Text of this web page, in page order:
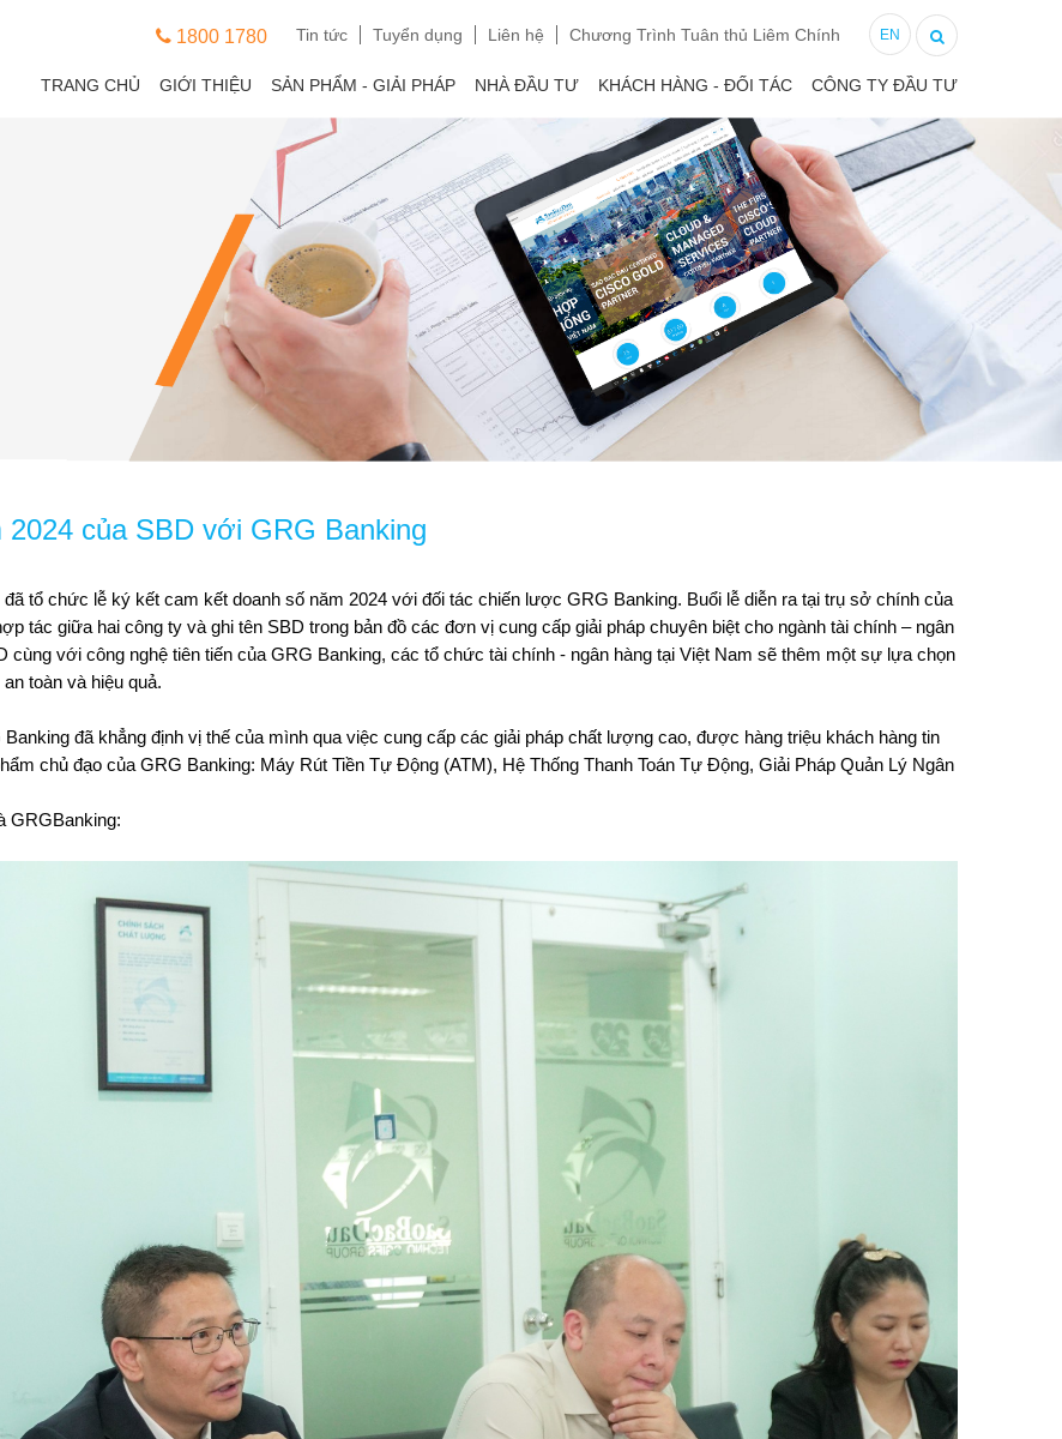
1800 1780 Tin tức Tuyển dụng Liên hệ Chương Trình Tuân thủ Liêm Chính EN
TRANG CHỦ GIỚI THIỆU SẢN PHẨM - GIẢI PHÁP NHÀ ĐẦU TƯ KHÁCH HÀNG - ĐỐI TÁC CÔNG TY ĐẦU TƯ
của SBD với GRG Banking
tổ chức lễ ký kết cam kết doanh số năm 2024 với đối tác chiến lược GRG Banking. Buổi lễ diễn ra tại trụ sở chính của
tác giữa hai công ty và ghi tên SBD trong bản đồ các đơn vị cung cấp giải pháp chuyên biệt cho ngành tài chính – ngân
cùng với công nghệ tiên tiến của GRG Banking, các tổ chức tài chính - ngân hàng tại Việt Nam sẽ thêm một sự lựa chọn
toàn và hiệu quả.
đã khẳng định vị thế của mình qua việc cung cấp các giải pháp chất lượng cao, được hàng triệu khách hàng tin
chủ đạo của GRG Banking: Máy Rút Tiền Tự Động (ATM), Hệ Thống Thanh Toán Tự Động, Giải Pháp Quản Lý Ngân
GRGBanking: